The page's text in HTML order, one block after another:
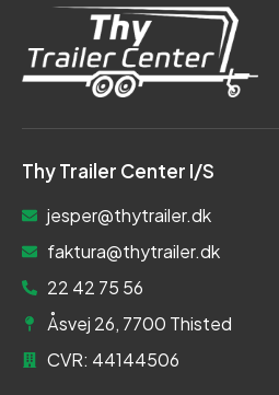
Thy Trailer Center I/S
jesper@thytrailer.dk
faktura@thytrailer.dk
22 42 75 56
Åsvej 26, 7700 Thisted
CVR: 44144506